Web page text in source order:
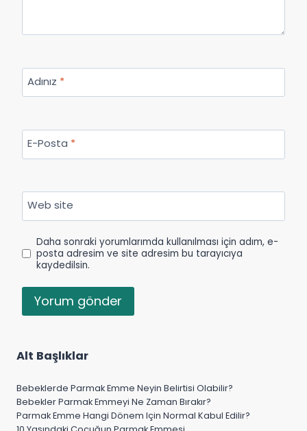
Adınız *
E-Posta *
Web site
Daha sonraki yorumlarımda kullanılması için adım, e-
posta adresim ve site adresim bu tarayıcıya
kaydedilsin.
Alt Başlıklar
Bebeklerde Parmak Emme Neyin Belirtisi Olabilir?
Bebekler Parmak Emmeyi Ne Zaman Bırakır?
Parmak Emme Hangi Dönem Için Normal Kabul Edilir?